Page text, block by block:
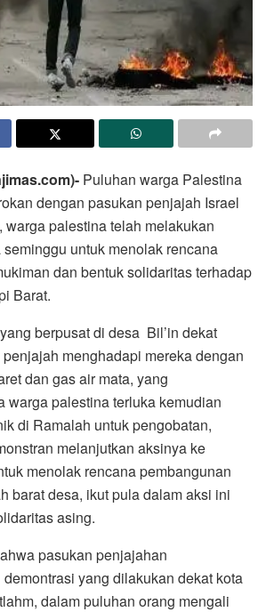
Puluhan warga Palestina
dengan pasukan penjajah Israel
warga palestina telah melakukan
untuk menolak rencana
dan bentuk solidaritas terhadap
Barat.
berpusat di desa Bil’in dekat
menghadapi mereka dengan
dan gas air mata, yang
warga palestina terluka kemudian
di Ramalah untuk pengobatan,
melanjutkan aksinya ke
menolak rencana pembangunan
barat desa, ikut pula dalam aksi ini
asing.
pasukan penjajahan
yang dilakukan dekat kota
dalam puluhan orang mengali